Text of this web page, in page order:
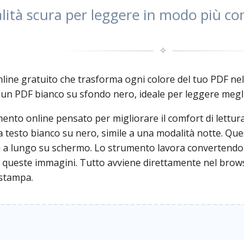
scura per leggere in modo più
✧
gratuito che trasforma ogni colore del tuo PDF
PDF bianco su sfondo nero, ideale per leggere
online pensato per migliorare il comfort di
testo bianco su nero, simile a una modalità notte.
lungo su schermo. Lo strumento lavora
immagini. Tutto avviene direttamente nel